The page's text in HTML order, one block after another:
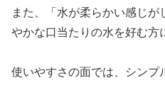
また、「水が柔らかい感じ
やかな口当たりの水を好む方
使いやすさの面では、シンプ